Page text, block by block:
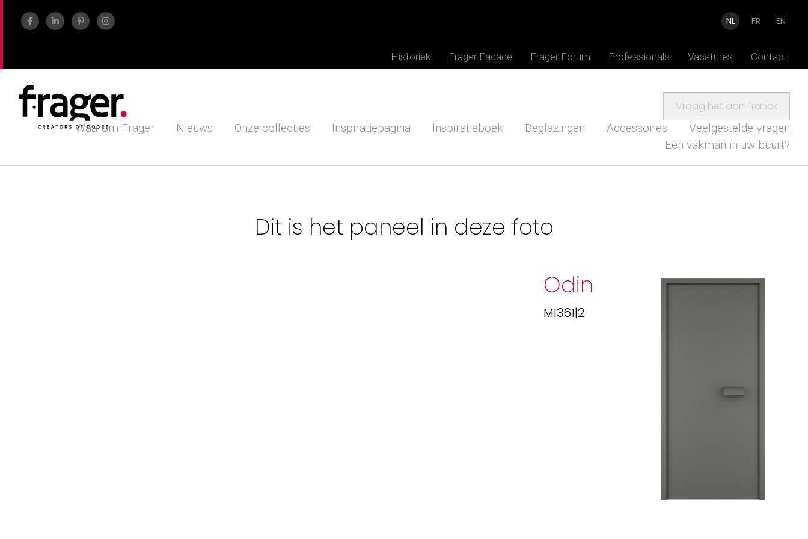
NL FR EN
Historiek Frager Facade Frager Forum Professionals Vacatures Contact
Vraag het aan Franck
Waarom Frager
Nieuws Onze collecties Inspiratiepagina Inspiratieboek Beglazingen Accessoires
Veelgestelde vragen
Een vakman in uw buurt?
Dit is het paneel in deze foto
Odin
MI361|2